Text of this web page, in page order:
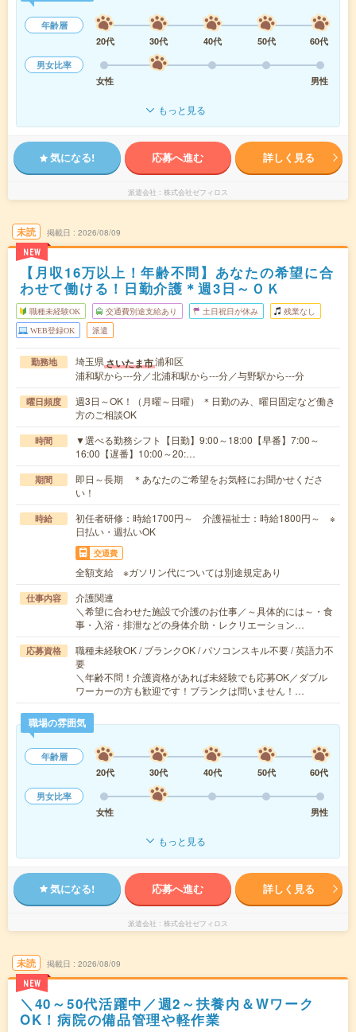
年齢層
20代
30代 40代 50代
60代
男女比率
女性
男性
もっと見る
気になる! 応募へ進む 詳しく見る
派遣会社 株式会社ゼフィロス
未読
NEW
掲載日 2026/08/09
【月収16万以上！年齢不問】あなたの希望に合
わせて働ける！日勤介護＊週3日～ＯＫ
職種未経験OK 交通費別途支給あり 土日祝日が休み 残業なし
WEB登録OK 派遣
勤務地 埼玉県さいたま市浦和区
浦和駅から---分／北浦和駅から---分／与野駅から---分
曜日頻度
週3日～OK！（月曜～日曜） ＊日勤のみ、曜日固定など働き
方のご相談OK
時間
▼選べる勤務シフト【日勤】9:00～18:00【早番】7:00～
16:00【遅番】10:00～20:…
期間
即日～長期 ＊あなたのご希望をお気軽にお聞かせくださ
い！
時給
初任者研修：時給1700円～ 介護福祉士：時給1800円～ ※
日払い・週払いOK
交通費
全額支給 ※ガソリン代については別途規定あり
仕事内容
介護関連
＼希望に合わせた施設で介護のお仕事／～具体的には～・食
事・入浴・排泄などの身体介助・レクリエーション…
応募資格
職種未経験OK / ブランクOK / パソコンスキル不要 / 英語力不
要
＼年齢不問！介護資格があれば未経験でも応募OK／ダブル
ワーカーの方も歓迎です！ブランクは問いません！…
職場の雰囲気
年齢層
20代
30代 40代 50代
60代
男女比率
女性
男性
もっと見る
気になる! 応募へ進む 詳しく見る
派遣会社 株式会社ゼフィロス
未読
NEW
掲載日 2026/08/09
＼40～50代活躍中／週2～扶養内＆Wワーク
OK！病院の備品管理や軽作業